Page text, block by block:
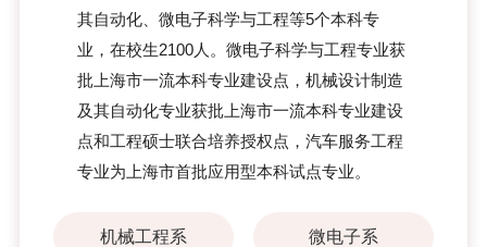
其自动化、微电子科学与工程等5个本科专
业，在校生2100人。微电子科学与工程专业获
批上海市一流本科专业建设点，机械设计制造
及其自动化专业获批上海市一流本科专业建设
点和工程硕士联合培养授权点，汽车服务工程
专业为上海市首批应用型本科试点专业。
机械工程系 微电子系